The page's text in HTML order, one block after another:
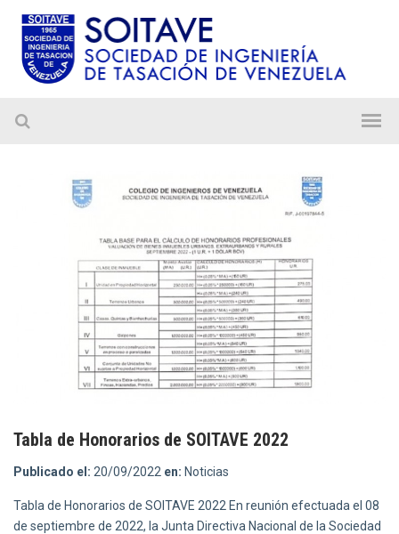
Tabla de Honorarios de SOITAVE 2022
Publicado el: 20/09/2022 en: Noticias
Tabla de Honorarios de SOITAVE 2022 En reunión efectuada el 08
de septiembre de 2022, la Junta Directiva Nacional de la Sociedad